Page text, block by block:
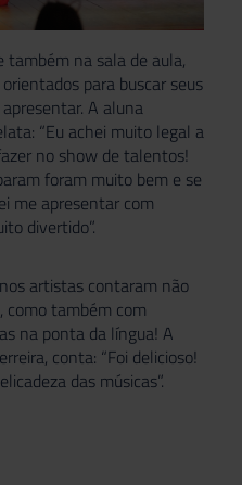
também na sala de aula,
para buscar seus
A aluna
“Eu achei muito legal a
no show de talentos!
foram muito bem e se
me apresentar com
divertido”.
artistas contaram não
como também com
na ponta da língua! A
conta: “Foi delicioso!
das músicas”.